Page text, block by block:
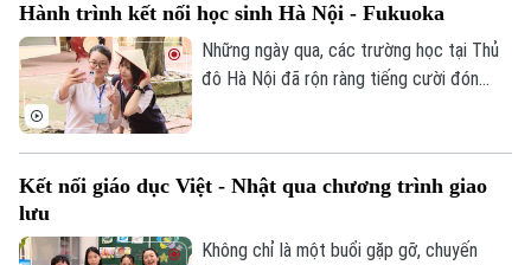
Hành trình kết nối học sinh Hà Nội - Fukuoka
Những ngày qua, các trường học tại Thủ
đô Hà Nội đã rộn ràng tiếng cười đón
tình bạn xuyên biên giới được mở ra đã
nghị Hà Nội - Fukuoka.
Kết nối giáo dục Việt - Nhật qua chương trình giao
lưu
Không chỉ là một buổi gặp gỡ, chuyến